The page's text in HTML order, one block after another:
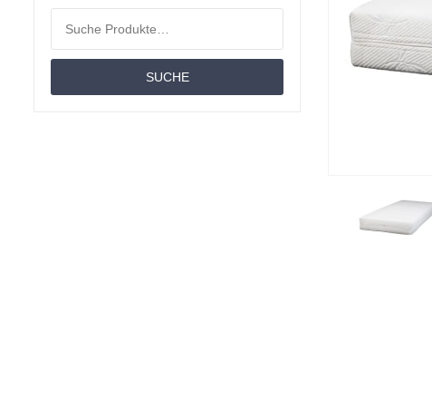
Material
Taschenfederkernmatratze
SUCHE